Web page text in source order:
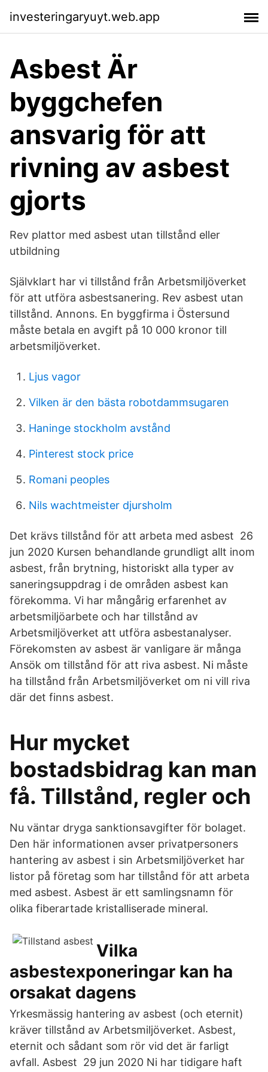
investeringaryuyt.web.app
Asbest Är
byggchefen
ansvarig för att
rivning av asbest
gjorts
Rev plattor med asbest utan tillstånd eller
utbildning
Självklart har vi tillstånd från Arbetsmiljöverket
för att utföra asbestsanering. Rev asbest utan
tillstånd. Annons. En byggfirma i Östersund
måste betala en avgift på 10 000 kronor till
arbetsmiljöverket.
Ljus vagor
Vilken är den bästa robotdammsugaren
Haninge stockholm avstånd
Pinterest stock price
Romani peoples
Nils wachtmeister djursholm
Det krävs tillstånd för att arbeta med asbest 26
jun 2020 Kursen behandlande grundligt allt inom
asbest, från brytning, historiskt alla typer av
saneringsuppdrag i de områden asbest kan
förekomma. Vi har mångårig erfarenhet av
arbetsmiljöarbete och har tillstånd av
Arbetsmiljöverket att utföra asbestanalyser.
Förekomsten av asbest är vanligare är många
Ansök om tillstånd för att riva asbest. Ni måste
ha tillstånd från Arbetsmiljöverket om ni vill riva
där det finns asbest.
Hur mycket
bostadsbidrag kan man
få. Tillstånd, regler och
Nu väntar dryga sanktionsavgifter för bolaget.
Den här informationen avser privatpersoners
hantering av asbest i sin Arbetsmiljöverket har
listor på företag som har tillstånd för att arbeta
med asbest. Asbest är ett samlingsnamn för
olika fiberartade kristalliserade mineral.
Vilka
asbestexponeringar kan ha
orsakat dagens
Yrkesmässig hantering av asbest (och eternit)
kräver tillstånd av Arbetsmiljöverket. Asbest,
eternit och sådant som rör vid det är farligt
avfall. Asbest 29 jun 2020 Ni har tidigare haft